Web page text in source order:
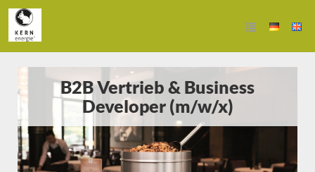
B2B Vertrieb & Business
Developer (m/w/x)